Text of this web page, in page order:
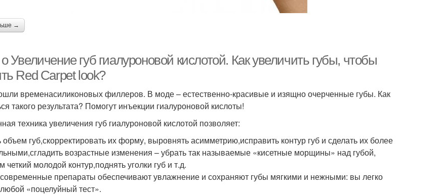
→
Увеличение губ гиалуроновой кислотой. Как увеличить губы, чтобы
Red Carpet look?
временасиликоновых филлеров. В моде – естественно-красивые и изящно очерченные губы. Как
такого результата? Помогут инъекции гиалуроновой кислоты!
техника увеличения губ гиалуроновой кислотой позволяет:
объем губ,скорректировать их форму, выровнять асимметрию,исправить контур губ и сделать их более
возрастные изменения – убрать так называемые «кисетные морщины» над губой,
четкий молодой контур,поднять уголки губ и т.д.
препараты обеспечивают увлажнение и сохраняют губы мягкими и нежными: вы легко
«поцелуйный тест».